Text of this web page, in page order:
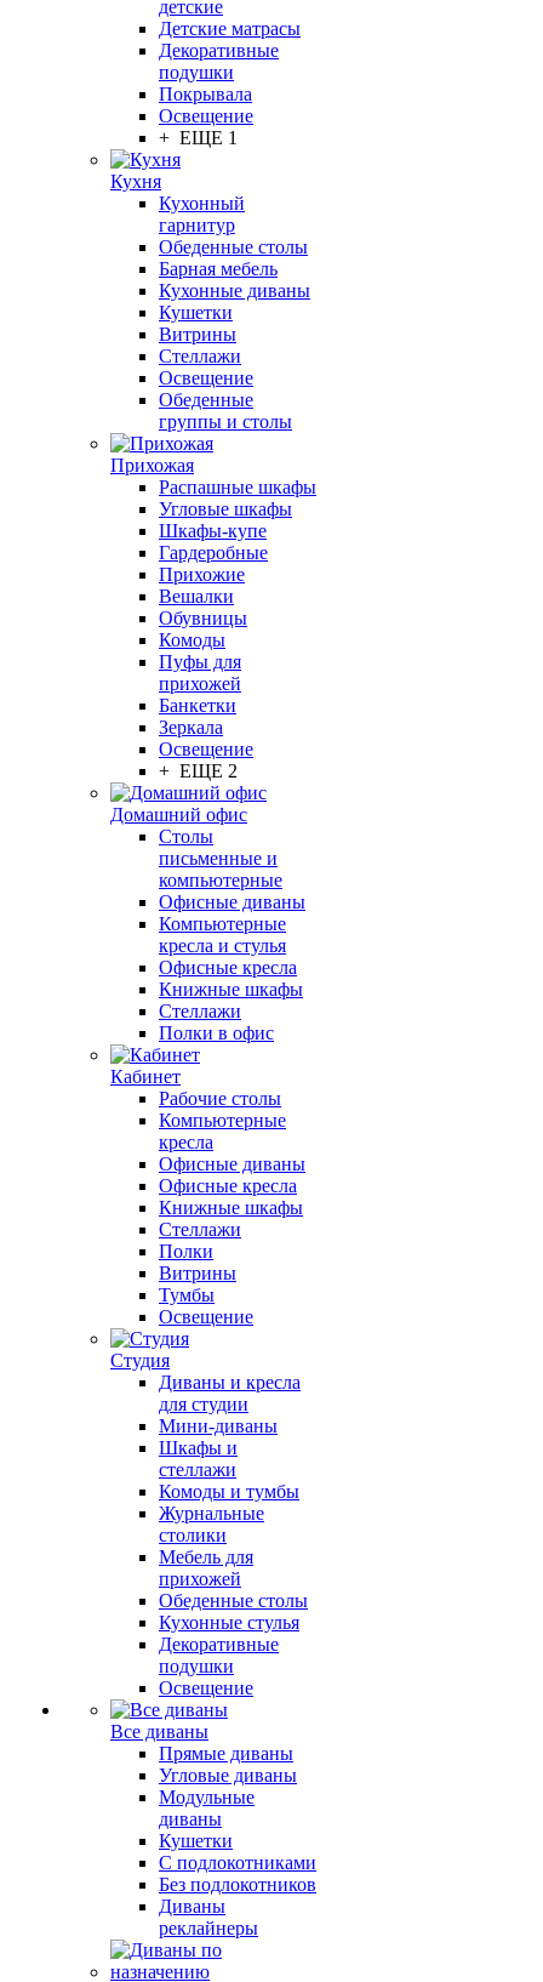
детские
Детские матрасы
Декоративные
подушки
Покрывала
Освещение
+ ЕЩЕ 1
Кухня
Кухонный
гарнитур
Обеденные столы
Барная мебель
Кухонные диваны
Кушетки
Витрины
Стеллажи
Освещение
Обеденные
группы и столы
Прихожая
Распашные шкафы
Угловые шкафы
Шкафы-купе
Гардеробные
Прихожие
Вешалки
Обувницы
Комоды
Пуфы для
прихожей
Банкетки
Зеркала
Освещение
+ ЕЩЕ 2
Домашний офис
Столы
письменные и
компьютерные
Офисные диваны
Компьютерные
кресла и стулья
Офисные кресла
Книжные шкафы
Стеллажи
Полки в офис
Кабинет
Рабочие столы
Компьютерные
кресла
Офисные диваны
Офисные кресла
Книжные шкафы
Стеллажи
Полки
Витрины
Тумбы
Освещение
Студия
Диваны и кресла
для студии
Мини-диваны
Шкафы и
стеллажи
Комоды и тумбы
Журнальные
столики
Мебель для
прихожей
Обеденные столы
Кухонные стулья
Декоративные
подушки
Освещение
Все диваны
Прямые диваны
Угловые диваны
Модульные
диваны
Кушетки
С подлокотниками
Без подлокотников
Диваны
реклайнеры